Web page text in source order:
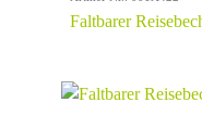
Faltbarer